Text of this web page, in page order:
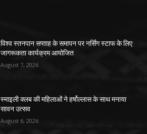
विश्व स्तनपान सप्ताह के समापन पर नर्सिंग स्टाफ के लिए
जागरूकता कार्यक्रम आयोजित
August 7, 2026
स्माइली क्लब की महिलाओं ने हर्षोल्लास के साथ मनाया
सावन उत्सव
August 6, 2026